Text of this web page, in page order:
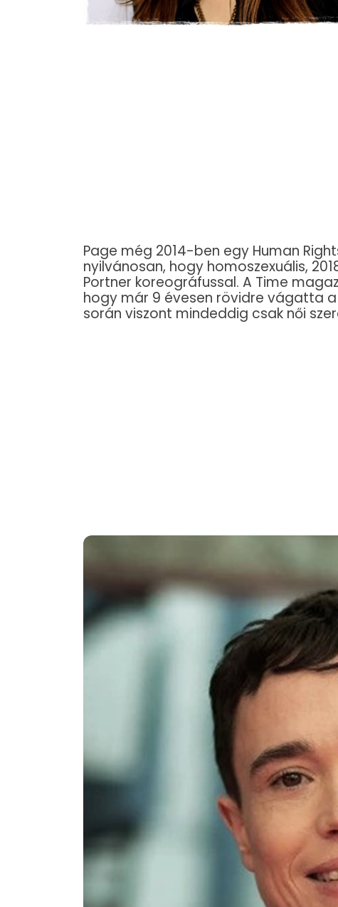
Page még 2014-ben egy Human
nyilvánosan, hogy homoszexuális,
Portner koreográfussal. A Time
hogy már 9 évesen rövidre vágatta
során viszont mindeddig csak női